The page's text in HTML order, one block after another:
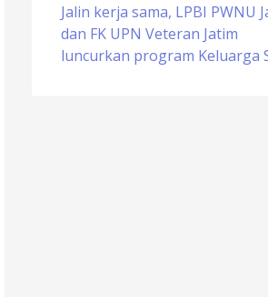
Jalin kerja sama, LPBI PWNU
dan FK UPN Veteran Jatim
luncurkan program Keluarga